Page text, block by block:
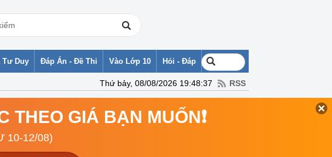
Tư Duy Đáp Án - Đề Thi Vào Lớp 10 Hỏi - Đáp
Thứ bảy, 08/08/2026 19:48:37 RSS
GIÁ BẠN MUỐN❗
10-12/08)